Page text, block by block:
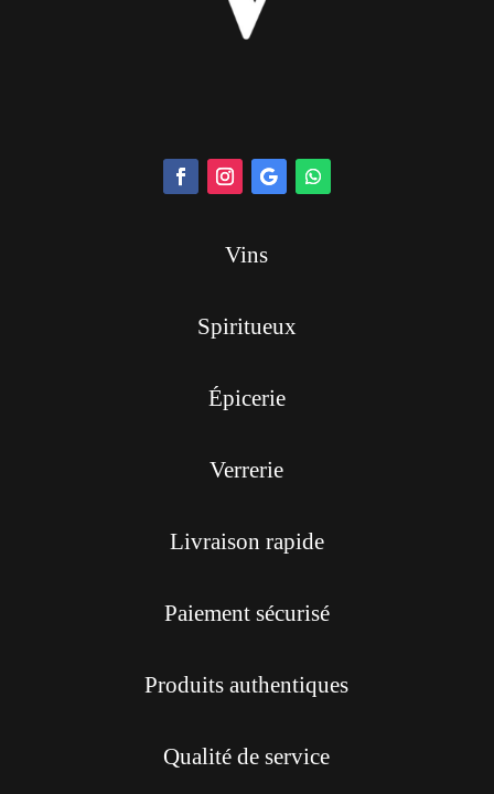
Vins
Spiritueux
Épicerie
Verrerie
Livraison rapide
Paiement sécurisé
Produits authentiques
Qualité de service